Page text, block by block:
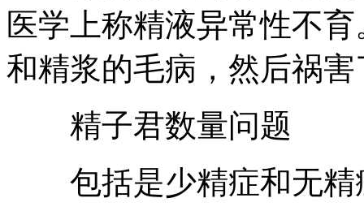
医学上称精液异常性不
和精浆的毛病，然后祸
精子君数量问题
包括是少精症和无精